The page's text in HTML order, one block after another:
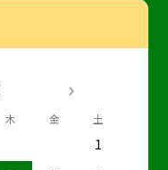
木 金 土
1